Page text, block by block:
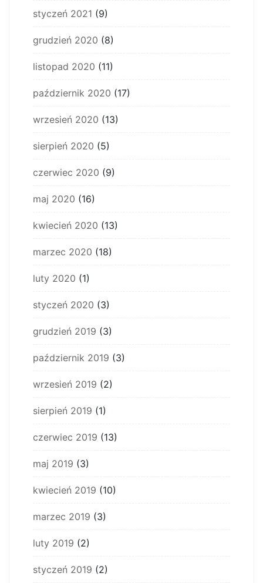
styczeń 2021 (9)
grudzień 2020 (8)
listopad 2020 (11)
październik 2020 (17)
wrzesień 2020 (13)
sierpień 2020 (5)
czerwiec 2020 (9)
maj 2020 (16)
kwiecień 2020 (13)
marzec 2020 (18)
luty 2020 (1)
styczeń 2020 (3)
grudzień 2019 (3)
październik 2019 (3)
wrzesień 2019 (2)
sierpień 2019 (1)
czerwiec 2019 (13)
maj 2019 (3)
kwiecień 2019 (10)
marzec 2019 (3)
luty 2019 (2)
styczeń 2019 (2)